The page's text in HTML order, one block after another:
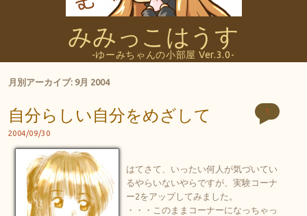
みみっこはうす
-ゆーみちゃんの小部屋 Ver.3.0-
月別アーカイブ: 9月 2004
自分らしい自分をめざして
2004/09/30
1
はてさて、いったい何人が気づいてい
るやらいないやらですが、実験コーナ
ー2をアップしてみました。
・・・このままコーナーになっちゃっ